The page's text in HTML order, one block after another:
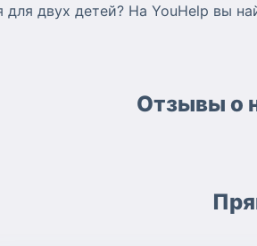
для двух детей? На YouHelp вы
Отзывы о